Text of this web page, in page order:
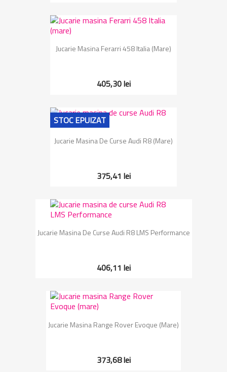
Jucarie Masina Ferarri 458 Italia (mare)
405,30 lei
Jucarie Masina De Curse Audi R8 (mare)
375,41 lei
STOC EPUIZAT
Jucarie Masina De Curse Audi R8 LMS Performance
406,11 lei
Jucarie Masina Range Rover Evoque (mare)
373,68 lei